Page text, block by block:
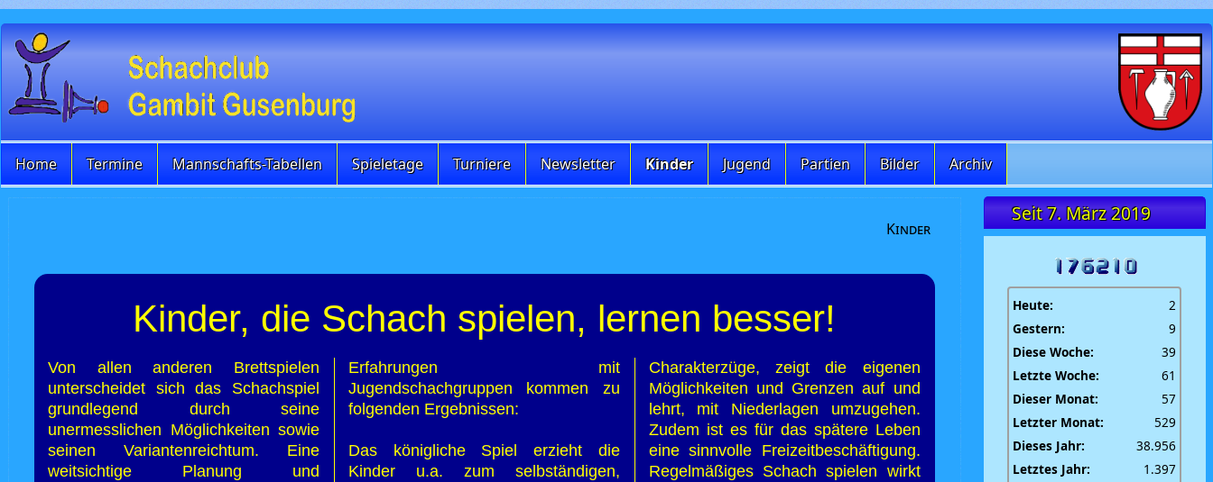
Home Termine Mannschafts-Tabellen Spieletage Turniere Newsletter Kinder Jugend Partien Bilder Archiv
Seit 7. März 2019
Heute:
2
Gestern:
9
Diese Woche:
39
Letzte Woche:
61
Dieser Monat:
57
Letzter Monat:
529
Dieses Jahr:
38.956
Letztes Jahr:
1.397
Kinder
Kinder, die Schach spielen, lernen besser!
Von allen anderen Brettspielen
unterscheidet sich das Schachspiel
grundlegend durch seine
unermesslichen Möglichkeiten sowie
seinen Variantenreichtum. Eine
weitsichtige Planung und
Erfahrungen mit
Jugendschachgruppen kommen zu
folgenden Ergebnissen:
Das königliche Spiel erzieht die
Kinder u.a. zum selbständigen,
Charakterzüge, zeigt die eigenen
Möglichkeiten und Grenzen auf und
lehrt, mit Niederlagen umzugehen.
Zudem ist es für das spätere Leben
eine sinnvolle Freizeitbeschäftigung.
Regelmäßiges Schach spielen wirkt